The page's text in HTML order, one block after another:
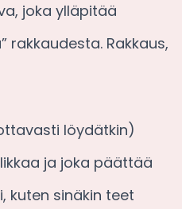
joka ylläpitää
rakkaudesta. Rakkaus,
löydätkin)
ja joka päättää
kuten sinäkin teet